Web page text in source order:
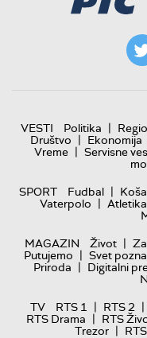
VESTI Politika |
Društvo | Ekonomija
Vreme | Servisne
SPORT
Fudbal |
Vaterpolo | Atletika
MAGAZIN
Život |
Putujemo | Svet
Priroda | Digitalni
TV
RTS 1 | RTS 2 |
RTS Drama | RTS
Trezor |